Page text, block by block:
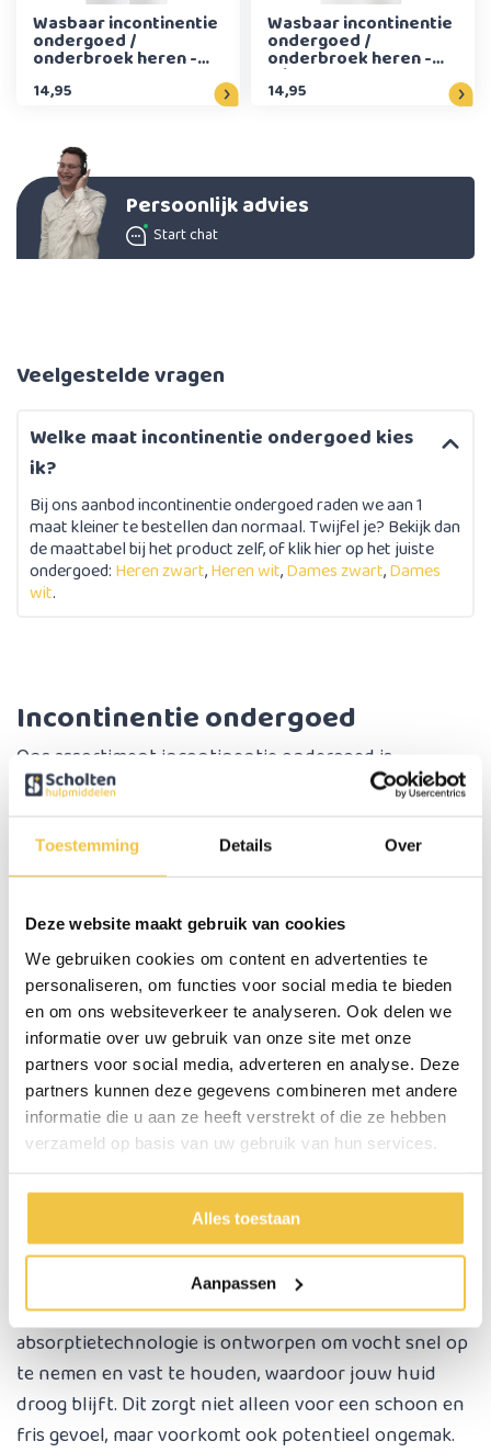
Toestemming Details Over
Deze website maakt gebruik van cookies
We gebruiken cookies om content en advertenties te
personaliseren, om functies voor social media te bieden
en om ons websiteverkeer te analyseren. Ook delen we
informatie over uw gebruik van onze site met onze
partners voor social media, adverteren en analyse. Deze
partners kunnen deze gegevens combineren met andere
informatie die u aan ze heeft verstrekt of die ze hebben
verzameld op basis van uw gebruik van hun services.
Alles toestaan
Aanpassen
Wasbaar incontinentie
ondergoed /
onderbroek heren -
14,95
Wasbaar incontinentie
ondergoed /
onderbroek heren -
Wit
14,95
Persoonlijk advies
Start chat
Veelgestelde vragen
Welke maat incontinentie ondergoed kies
ik?
Bij ons aanbod incontinentie ondergoed raden we aan 1
maat kleiner te bestellen dan normaal. Twijfel je? Bekijk dan
de maattabel bij het product zelf, of klik hier op het juiste
ondergoed: Heren zwart,Heren wit,Dames zwart,Dames
wit.
Incontinentie ondergoed
Ons assortiment incontinentie ondergoed is
ontworpen om tegemoet te komen aan de behoeften
bescherming zonder concessies te doen aan comfort.
Hoogwaardige materialen
Ons incontinentie ondergoed is vervaardigd met
zorgvuldig geselecteerde materialen die comfortabel
aanvoelen op de huid. Het ademende ontwerp zorgt
voor ventilatie, waardoor irritatie wordt
geminimaliseerd. Het discreet geïntegreerde
absorberende systeem biedt betrouwbare
bescherming zonder dat het ten koste gaat van het
Effectieve absorptie
Met ons incontinentie ondergoed hoef je je geen
zorgen te maken over lekken. De geavanceerde
absorptietechnologie is ontworpen om vocht snel op
te nemen en vast te houden, waardoor jouw huid
droog blijft. Dit zorgt niet alleen voor een schoon en
fris gevoel, maar voorkomt ook potentieel ongemak.